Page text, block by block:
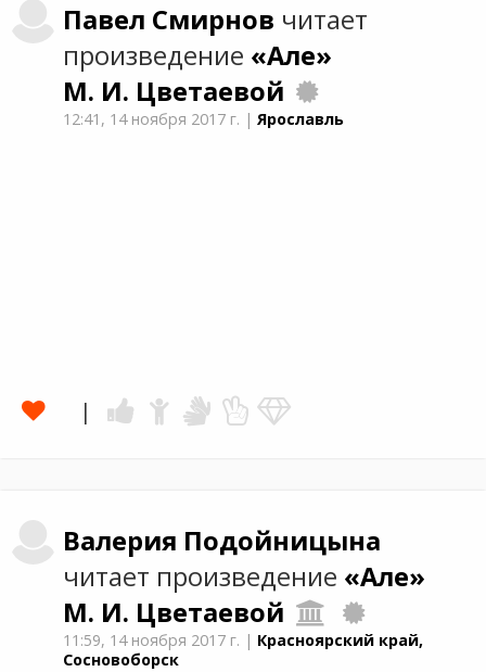
Павел Смирнов читает
произведение «Але»
М. И. Цветаевой
12:41, 14 ноября 2017 г. |Ярославль
Валерия Подойницына
читает произведение «Але»
М. И. Цветаевой
11:59, 14 ноября 2017 г. | Красноярский край,
Сосновоборск